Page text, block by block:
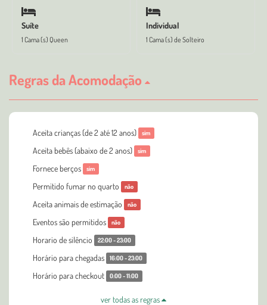
Suíte
1 Cama (s) Queen
Individual
1 Cama (s) de Solteiro
Regras da Acomodação
Aceita crianças (de 2 até 12 anos) sim
Aceita bebês (abaixo de 2 anos) sim
Fornece berços sim
Permitido fumar no quarto não
Aceita animais de estimação não
Eventos são permitidos não
Horario de silêncio 22:00 - 23:00
Horário para chegadas 16:00 - 23:00
Horário para checkout 0:00 - 11:00
ver todas as regras